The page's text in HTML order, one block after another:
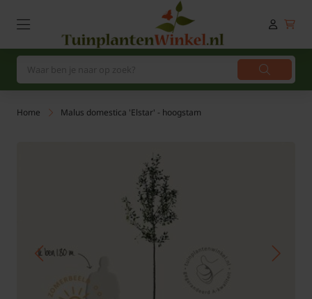
Home Malus domestica 'Elstar' - hoogstam